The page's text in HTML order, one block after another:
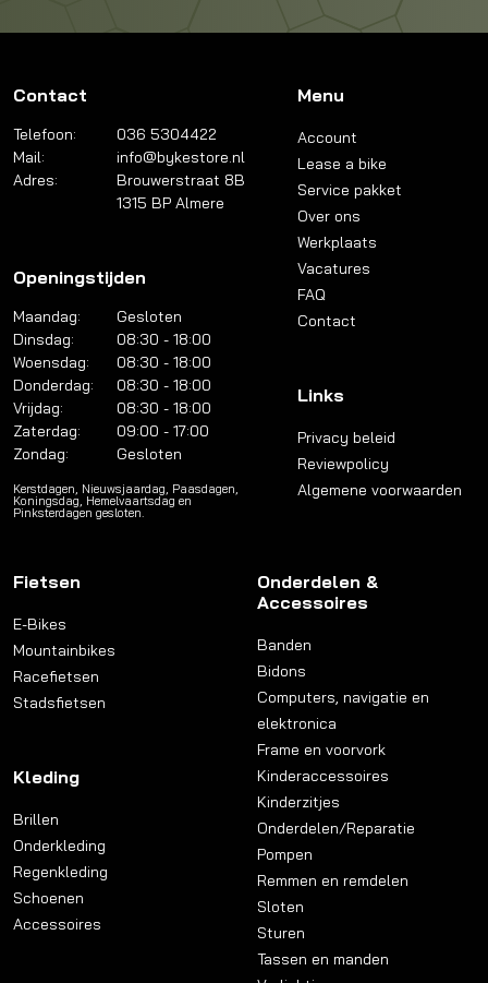
Contact
Telefoon:
036 5304422
Mail:
info@bykestore.nl
Adres:
Brouwerstraat 8B
1315 BP Almere
Openingstijden
Maandag:
Gesloten
Dinsdag:
08:30 - 18:00
Woensdag:
08:30 - 18:00
Donderdag:
08:30 - 18:00
Vrijdag:
08:30 - 18:00
Zaterdag:
09:00 - 17:00
Zondag:
Gesloten
Kerstdagen, Nieuwsjaardag, Paasdagen,
Koningsdag, Hemelvaartsdag en
Pinksterdagen gesloten.
Menu
Account
Lease a bike
Service pakket
Over ons
Werkplaats
Vacatures
FAQ
Contact
Links
Privacy beleid
Reviewpolicy
Algemene voorwaarden
Fietsen
E-Bikes
Mountainbikes
Racefietsen
Stadsfietsen
Kleding
Brillen
Onderkleding
Regenkleding
Schoenen
Accessoires
Onderdelen &
Accessoires
Banden
Bidons
Computers, navigatie en
elektronica
Frame en voorvork
Kinderaccessoires
Kinderzitjes
Onderdelen/Reparatie
Pompen
Remmen en remdelen
Sloten
Sturen
Tassen en manden